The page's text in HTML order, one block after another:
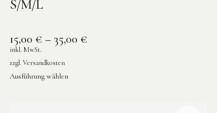
S/M/L
15,00 € – 35,00 €
inkl. MwSt.
zzgl. Versandkosten
Ausführung wählen